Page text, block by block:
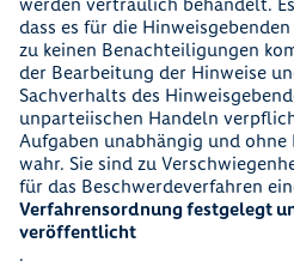
dass es für die
zu keinen Benachteiligungen
der Bearbeitung der Hinweise
Sachverhalts des
unparteiischen Handeln
Aufgaben unabhängig und ohne
wahr. Sie sind zu
für das Beschwerdeverfahren
Verfahrensordnung festgelegt
veröffentlicht
.